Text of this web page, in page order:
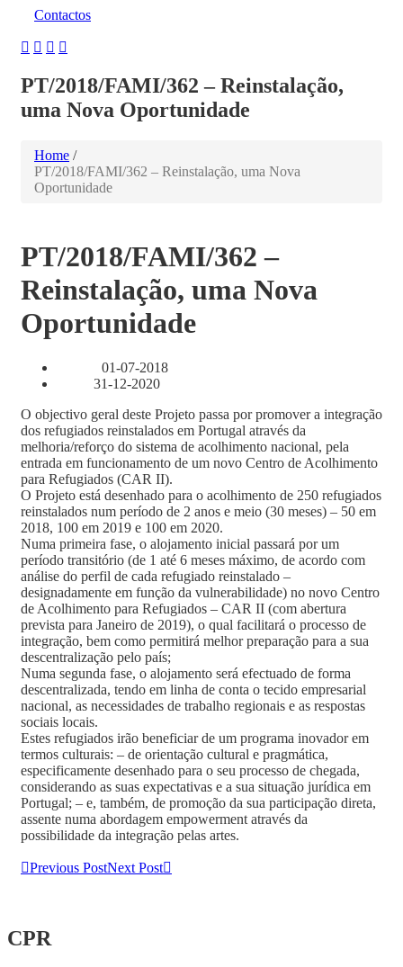
Contactos
PT/2018/FAMI/362 – Reinstalação,
uma Nova Oportunidade
Home /
PT/2018/FAMI/362 – Reinstalação, uma Nova
Oportunidade
PT/2018/FAMI/362 –
Reinstalação, uma Nova
Oportunidade
01-07-2018
31-12-2020
O objectivo geral deste Projeto passa por promover a integração
dos refugiados reinstalados em Portugal através da
melhoria/reforço do sistema de acolhimento nacional, pela
entrada em funcionamento de um novo Centro de Acolhimento
para Refugiados (CAR II).
O Projeto está desenhado para o acolhimento de 250 refugiados
reinstalados num período de 2 anos e meio (30 meses) – 50 em
2018, 100 em 2019 e 100 em 2020.
Numa primeira fase, o alojamento inicial passará por um
período transitório (de 1 até 6 meses máximo, de acordo com
análise do perfil de cada refugiado reinstalado –
designadamente em função da vulnerabilidade) no novo Centro
de Acolhimento para Refugiados – CAR II (com abertura
prevista para Janeiro de 2019), o qual facilitará o processo de
integração, bem como permitirá melhor preparação para a sua
descentralização pelo país;
Numa segunda fase, o alojamento será efectuado de forma
descentralizada, tendo em linha de conta o tecido empresarial
nacional, as necessidades de trabalho regionais e as respostas
sociais locais.
Estes refugiados irão beneficiar de um programa inovador em
termos culturais: – de orientação cultural e pragmática,
especificamente desenhado para o seu processo de chegada,
considerando as suas expectativas e a sua situação jurídica em
Portugal; – e, também, de promoção da sua participação direta,
assente numa abordagem empowerment através da
possibilidade da integração pelas artes.
Previous PostNext Post
CPR